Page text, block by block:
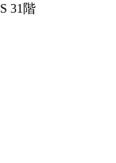
31階